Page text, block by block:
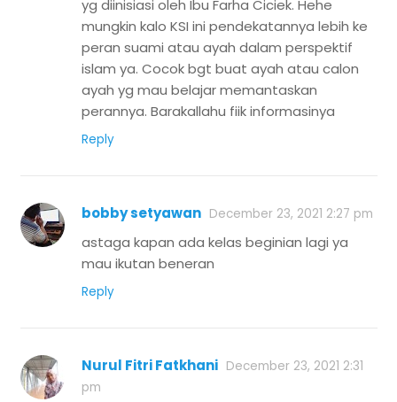
yg diinisiasi oleh Ibu Farha Ciciek. Hehe
mungkin kalo KSI ini pendekatannya lebih ke
peran suami atau ayah dalam perspektif
islam ya. Cocok bgt buat ayah atau calon
ayah yg mau belajar memantaskan
perannya. Barakallahu fiik informasinya
Reply
bobby setyawan December 23, 2021 2:27 pm
astaga kapan ada kelas beginian lagi ya
mau ikutan beneran
Reply
Nurul Fitri Fatkhani December 23, 2021 2:31
pm